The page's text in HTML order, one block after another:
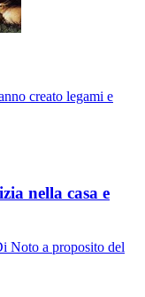
creato legami e
nella casa e
Noto a proposito del